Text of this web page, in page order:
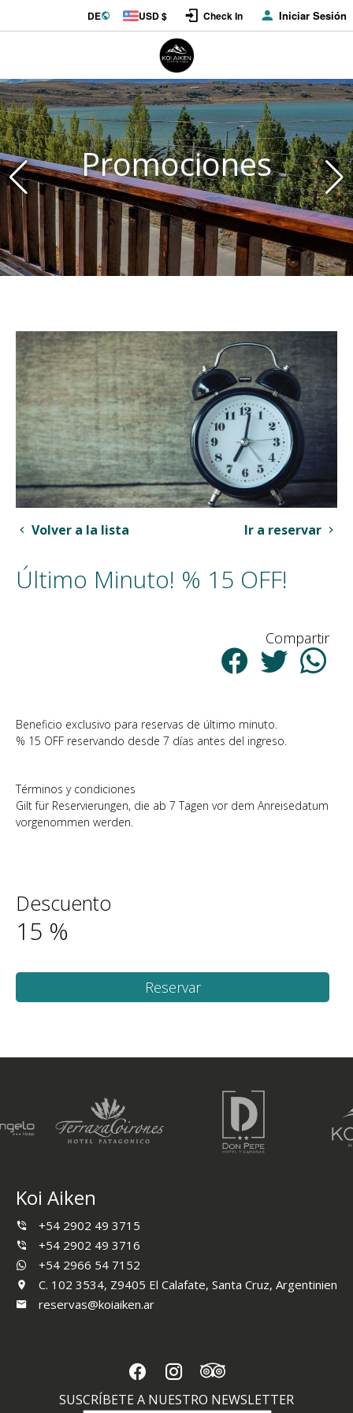
DE USD $ Check In Iniciar Sesión
Promociones
Volver a la lista Ir a reservar
Último Minuto! % 15 OFF!
Compartir
Beneficio exclusivo para reservas de último minuto.
% 15 OFF reservando desde 7 días antes del ingreso.
Términos y condiciones
Gilt für Reservierungen, die ab 7 Tagen vor dem Anreisedatum
vorgenommen werden.
Descuento
15 %
Reservar
Koi Aiken
+54 2902 49 3715
+54 2902 49 3716
+54 2966 54 7152
C. 102 3534, Z9405 El Calafate, Santa Cruz, Argentinien
reservas@koiaiken.ar
SUSCRÍBETE A NUESTRO NEWSLETTER